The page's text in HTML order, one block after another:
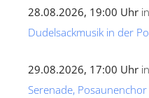
28.08.2026, 19:00 Uhr in
Dudelsackmusik in der
29.08.2026, 17:00 Uhr in
Serenade, Posaunenchor